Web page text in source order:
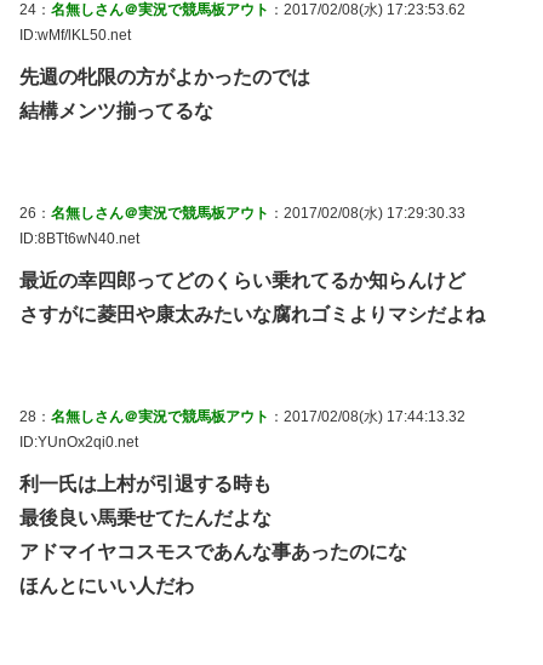
24： 名無しさん＠実況で競馬板アウト ：2017/02/08(水) 17:23:53.62
ID:wMf/lKL50.net
先週の牝限の方がよかったのでは
結構メンツ揃ってるな
26： 名無しさん＠実況で競馬板アウト ：2017/02/08(水) 17:29:30.33
ID:8BTt6wN40.net
最近の幸四郎ってどのくらい乗れてるか知らんけど
さすがに菱田や康太みたいな腐れゴミよりマシだよね
28： 名無しさん＠実況で競馬板アウト ：2017/02/08(水) 17:44:13.32
ID:YUnOx2qi0.net
利一氏は上村が引退する時も
最後良い馬乗せてたんだよな
アドマイヤコスモスであんな事あったのにな
ほんとにいい人だわ